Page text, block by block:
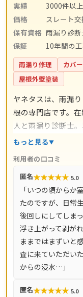
実績
3000件以上
価格
スレート
保有資格 雨漏り診
保証
10年間の
雨漏り修理 カバ
屋根外壁塗装
ヤネタスは、雨漏
根の専門店です。
人と雨漏り診断士
社職人による直接
葺き替え9,800円〜/
工後は10年間の工
査・お見積り・出
で、LINE・メール
す。
もっと見る
利用者の口コミ
匿名★★★★★ 5.0
「いつの頃からか
たのですが、日常
後回しにしてしま
浮き上がって剥が
ままではまずいと
査に来ていただい
からの浸水…」
匿名★★★★★ 5.0